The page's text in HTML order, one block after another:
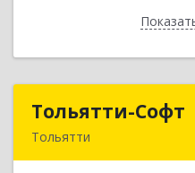
Тольятти-Софт
Тольятти